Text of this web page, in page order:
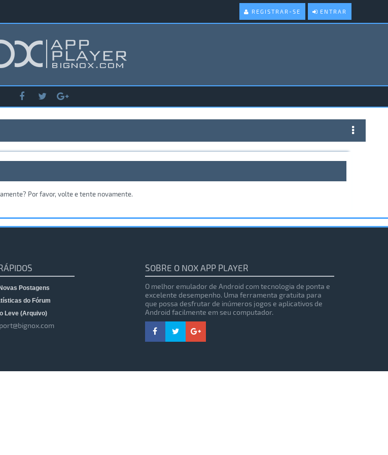
ENTRAR
REGISTRAR-SE
Por favor, volte e tente novamente.
Postagens
do Fórum
Leve (Arquivo)
SOBRE O NOX APP PLAYER
O melhor emulador de Android com tecnologia de ponta e
excelente desempenho. Uma ferramenta gratuita para
que possa desfrutar de inúmeros jogos e aplicativos de
Android facilmente em seu computador.